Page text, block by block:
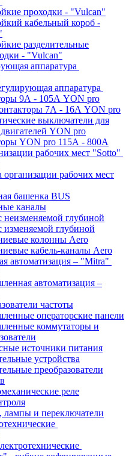
проходки - "Vulcan"
кабельный короб -
разделительные
- "Vulcan"
аппаратура
аппаратура
9А - 105А YON pro
7А - 16А YON pro
выключатели для
YON pro
YON pro 115А - 800А
рабочих мест "Sotto"
организации рабочих мест
башенка BUS
каналы
глубиной
глубиной
колонны Aero
кабель-каналы Aero
автоматизация – "Mitra"
автоматизация –
частоты
операторские панели
коммутаторы и
источники питания
устройства
преобразователи
реле
и переключатели